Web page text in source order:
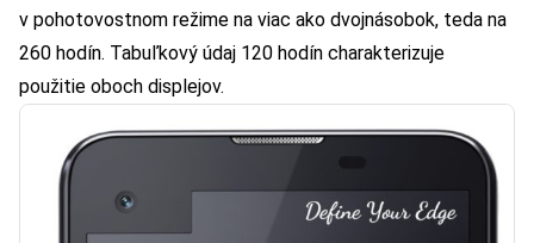
v pohotovostnom režime na viac ako dvojnásobok, teda na
260 hodín. Tabuľkový údaj 120 hodín charakterizuje
použitie oboch displejov.